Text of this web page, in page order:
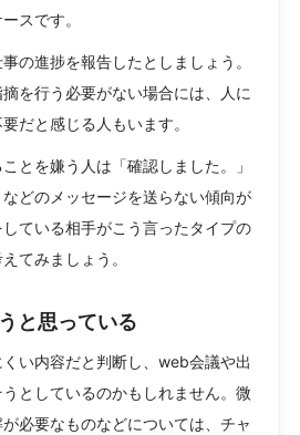
スです。
の進捗を報告したとしましょう。
を行う必要がない場合には、人に
だと感じる人もいます。
とを嫌う人は「確認しました。」
などのメッセージを送らない傾向が
ている相手がこう言ったタイプの
てみましょう。
と思っている
い内容だと判断し、web会議や出
としているのかもしれません。微
必要なものなどについては、チャ